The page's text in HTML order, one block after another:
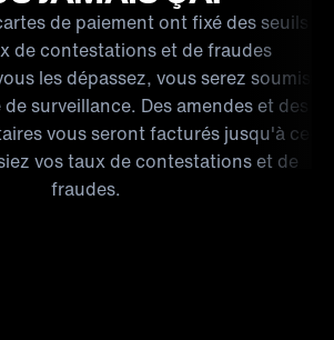
de paiement ont fixé des seuils
de contestations et de fraudes
les dépassez, vous serez soumis
surveillance. Des amendes et des
vous seront facturés jusqu'à ce
vos taux de contestations et de
fraudes.